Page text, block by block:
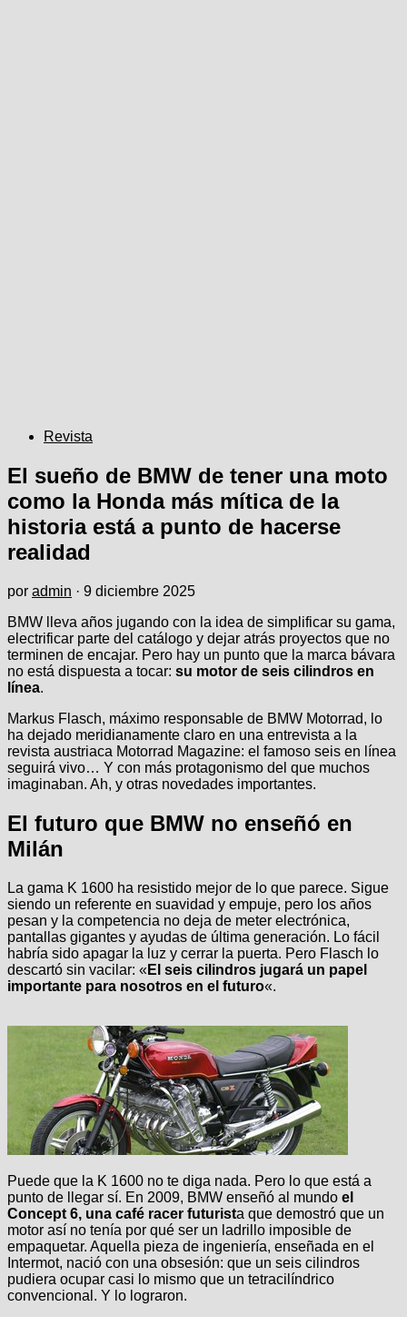
Revista
El sueño de BMW de tener una moto
como la Honda más mítica de la
historia está a punto de hacerse
realidad
por admin · 9 diciembre 2025
BMW lleva años jugando con la idea de simplificar su gama,
electrificar parte del catálogo y dejar atrás proyectos que no
terminen de encajar. Pero hay un punto que la marca bávara
no está dispuesta a tocar: su motor de seis cilindros en
línea.
Markus Flasch, máximo responsable de BMW Motorrad, lo
ha dejado meridianamente claro en una entrevista a la
revista austriaca Motorrad Magazine: el famoso seis en línea
seguirá vivo… Y con más protagonismo del que muchos
imaginaban. Ah, y otras novedades importantes.
El futuro que BMW no enseñó en
Milán
La gama K 1600 ha resistido mejor de lo que parece. Sigue
siendo un referente en suavidad y empuje, pero los años
pesan y la competencia no deja de meter electrónica,
pantallas gigantes y ayudas de última generación. Lo fácil
habría sido apagar la luz y cerrar la puerta. Pero Flasch lo
descartó sin vacilar: « El seis cilindros jugará un papel
importante para nosotros en el futuro«.
Puede que la K 1600 no te diga nada. Pero lo que está a
punto de llegar sí. En 2009, BMW enseñó al mundo el
Concept 6, una café racer futurista que demostró que un
motor así no tenía por qué ser un ladrillo imposible de
empaquetar. Aquella pieza de ingeniería, enseñada en el
Intermot, nació con una obsesión: que un seis cilindros
pudiera ocupar casi lo mismo que un tetracilíndrico
convencional. Y lo lograron.